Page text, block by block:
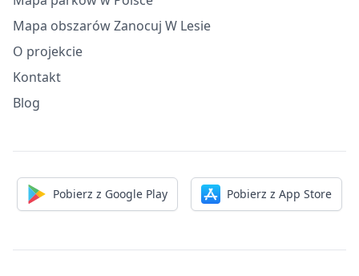
Mapa obszarów Zanocuj W Lesie
O projekcie
Kontakt
Blog
Pobierz z Google Play Pobierz z App Store